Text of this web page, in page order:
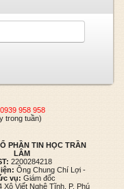
0939 958 958
trong tuần)
PHẦN TIN HỌC TRẦN
LÂM
2200284218
Ông Chung Chí Lợi -
vụ: Giám đốc
Xô Viết Nghệ Tĩnh, P. Phú